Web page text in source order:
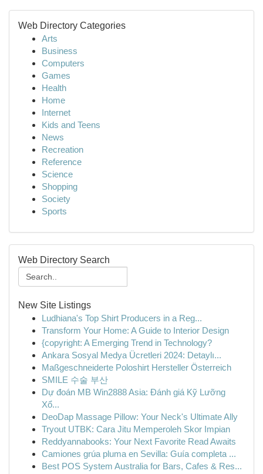
Web Directory Categories
Arts
Business
Computers
Games
Health
Home
Internet
Kids and Teens
News
Recreation
Reference
Science
Shopping
Society
Sports
Web Directory Search
New Site Listings
Ludhiana's Top Shirt Producers in a Reg...
Transform Your Home: A Guide to Interior Design
{copyright: A Emerging Trend in Technology?
Ankara Sosyal Medya Ücretleri 2024: Detaylı...
Maßgeschneiderte Poloshirt Hersteller Österreich
SMILE 수술 부산
Dự đoán MB Win2888 Asia: Đánh giá Kỹ Lưỡng
Xổ...
DeoDap Massage Pillow: Your Neck's Ultimate Ally
Tryout UTBK: Cara Jitu Memperoleh Skor Impian
Reddyannabooks: Your Next Favorite Read Awaits
Camiones grúa pluma en Sevilla: Guía completa ...
Best POS System Australia for Bars, Cafes & Res...